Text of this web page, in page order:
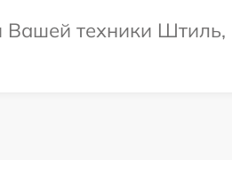
техники Штиль,